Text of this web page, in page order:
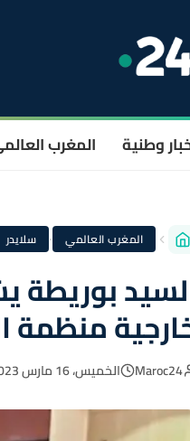
وطنية المغرب
المغرب العالمي · سلايدر
منظمة
Maroc24 الخميس، 16 مارس 2023 - 15:11